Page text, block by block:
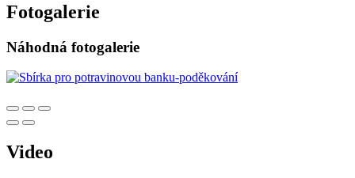
Fotogalerie
Náhodná fotogalerie
Video